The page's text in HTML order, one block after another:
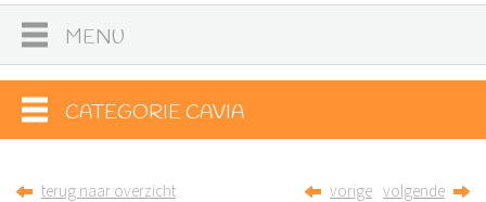
MENU
CATEGORIE CAVIA
terug naar overzicht vorige volgende